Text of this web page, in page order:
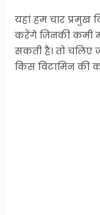
यहां हम चार प्रमुख
करेंगे जिनकी कमी
सकती है। तो चलिए
किस विटामिन की